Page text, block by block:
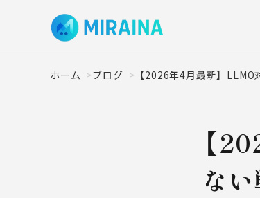
ホーム ブログ 【2026年4月最新】
【
な